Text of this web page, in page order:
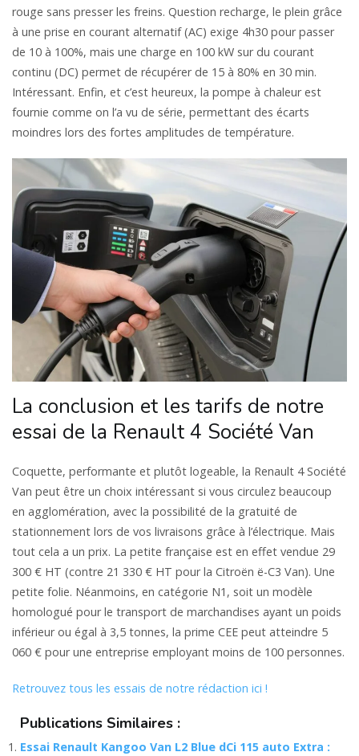
rouge sans presser les freins. Question recharge, le plein grâce
à une prise en courant alternatif (AC) exige 4h30 pour passer
de 10 à 100%, mais une charge en 100 kW sur du courant
continu (DC) permet de récupérer de 15 à 80% en 30 min.
Intéressant. Enfin, et c’est heureux, la pompe à chaleur est
fournie comme on l’a vu de série, permettant des écarts
moindres lors des fortes amplitudes de température.
La conclusion et les tarifs de notre
essai de la Renault 4 Société Van
Coquette, performante et plutôt logeable, la Renault 4 Société
Van peut être un choix intéressant si vous circulez beaucoup
en agglomération, avec la possibilité de la gratuité de
stationnement lors de vos livraisons grâce à l’électrique. Mais
tout cela a un prix. La petite française est en effet vendue 29
300 € HT (contre 21 330 € HT pour la Citroën ë-C3 Van). Une
petite folie. Néanmoins, en catégorie N1, soit un modèle
homologué pour le transport de marchandises ayant un poids
inférieur ou égal à 3,5 tonnes, la prime CEE peut atteindre 5
060 € pour une entreprise employant moins de 100 personnes.
Retrouvez tous les essais de notre rédaction ici !
Publications Similaires :
Essai Renault Kangoo Van L2 Blue dCi 115 auto Extra :